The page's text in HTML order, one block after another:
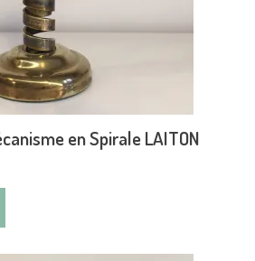
en Spirale LAITON